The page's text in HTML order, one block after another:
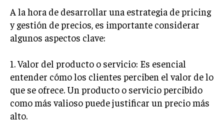
ESTRATEGIAS DE PRICING Y GESTIÓN DE
PRECIOS
GESTIÓN DE CRISIS EMPRESARIALES
EMPRESAS Y STARTUPS TECNOLÓGICAS
GESTIÓN DE LA EXPERIENCIA DEL CLIENTE
MÁS
A la hora de desarrollar una estrategia de pricing
y gestión de precios, es importante considerar
algunos aspectos clave:
1. Valor del producto o servicio: Es esencial
entender cómo los clientes perciben el valor de lo
que se ofrece. Un producto o servicio percibido
como más valioso puede justificar un precio más
alto.